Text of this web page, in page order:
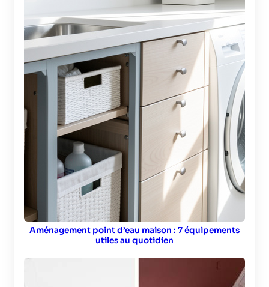
Aménagement point d’eau maison : 7 équipements
utiles au quotidien